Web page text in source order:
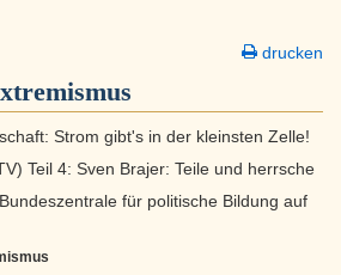
drucken
Strom gibt's in der kleinsten Zelle!
Teil 4: Sven Brajer: Teile und herrsche
für politische Bildung auf